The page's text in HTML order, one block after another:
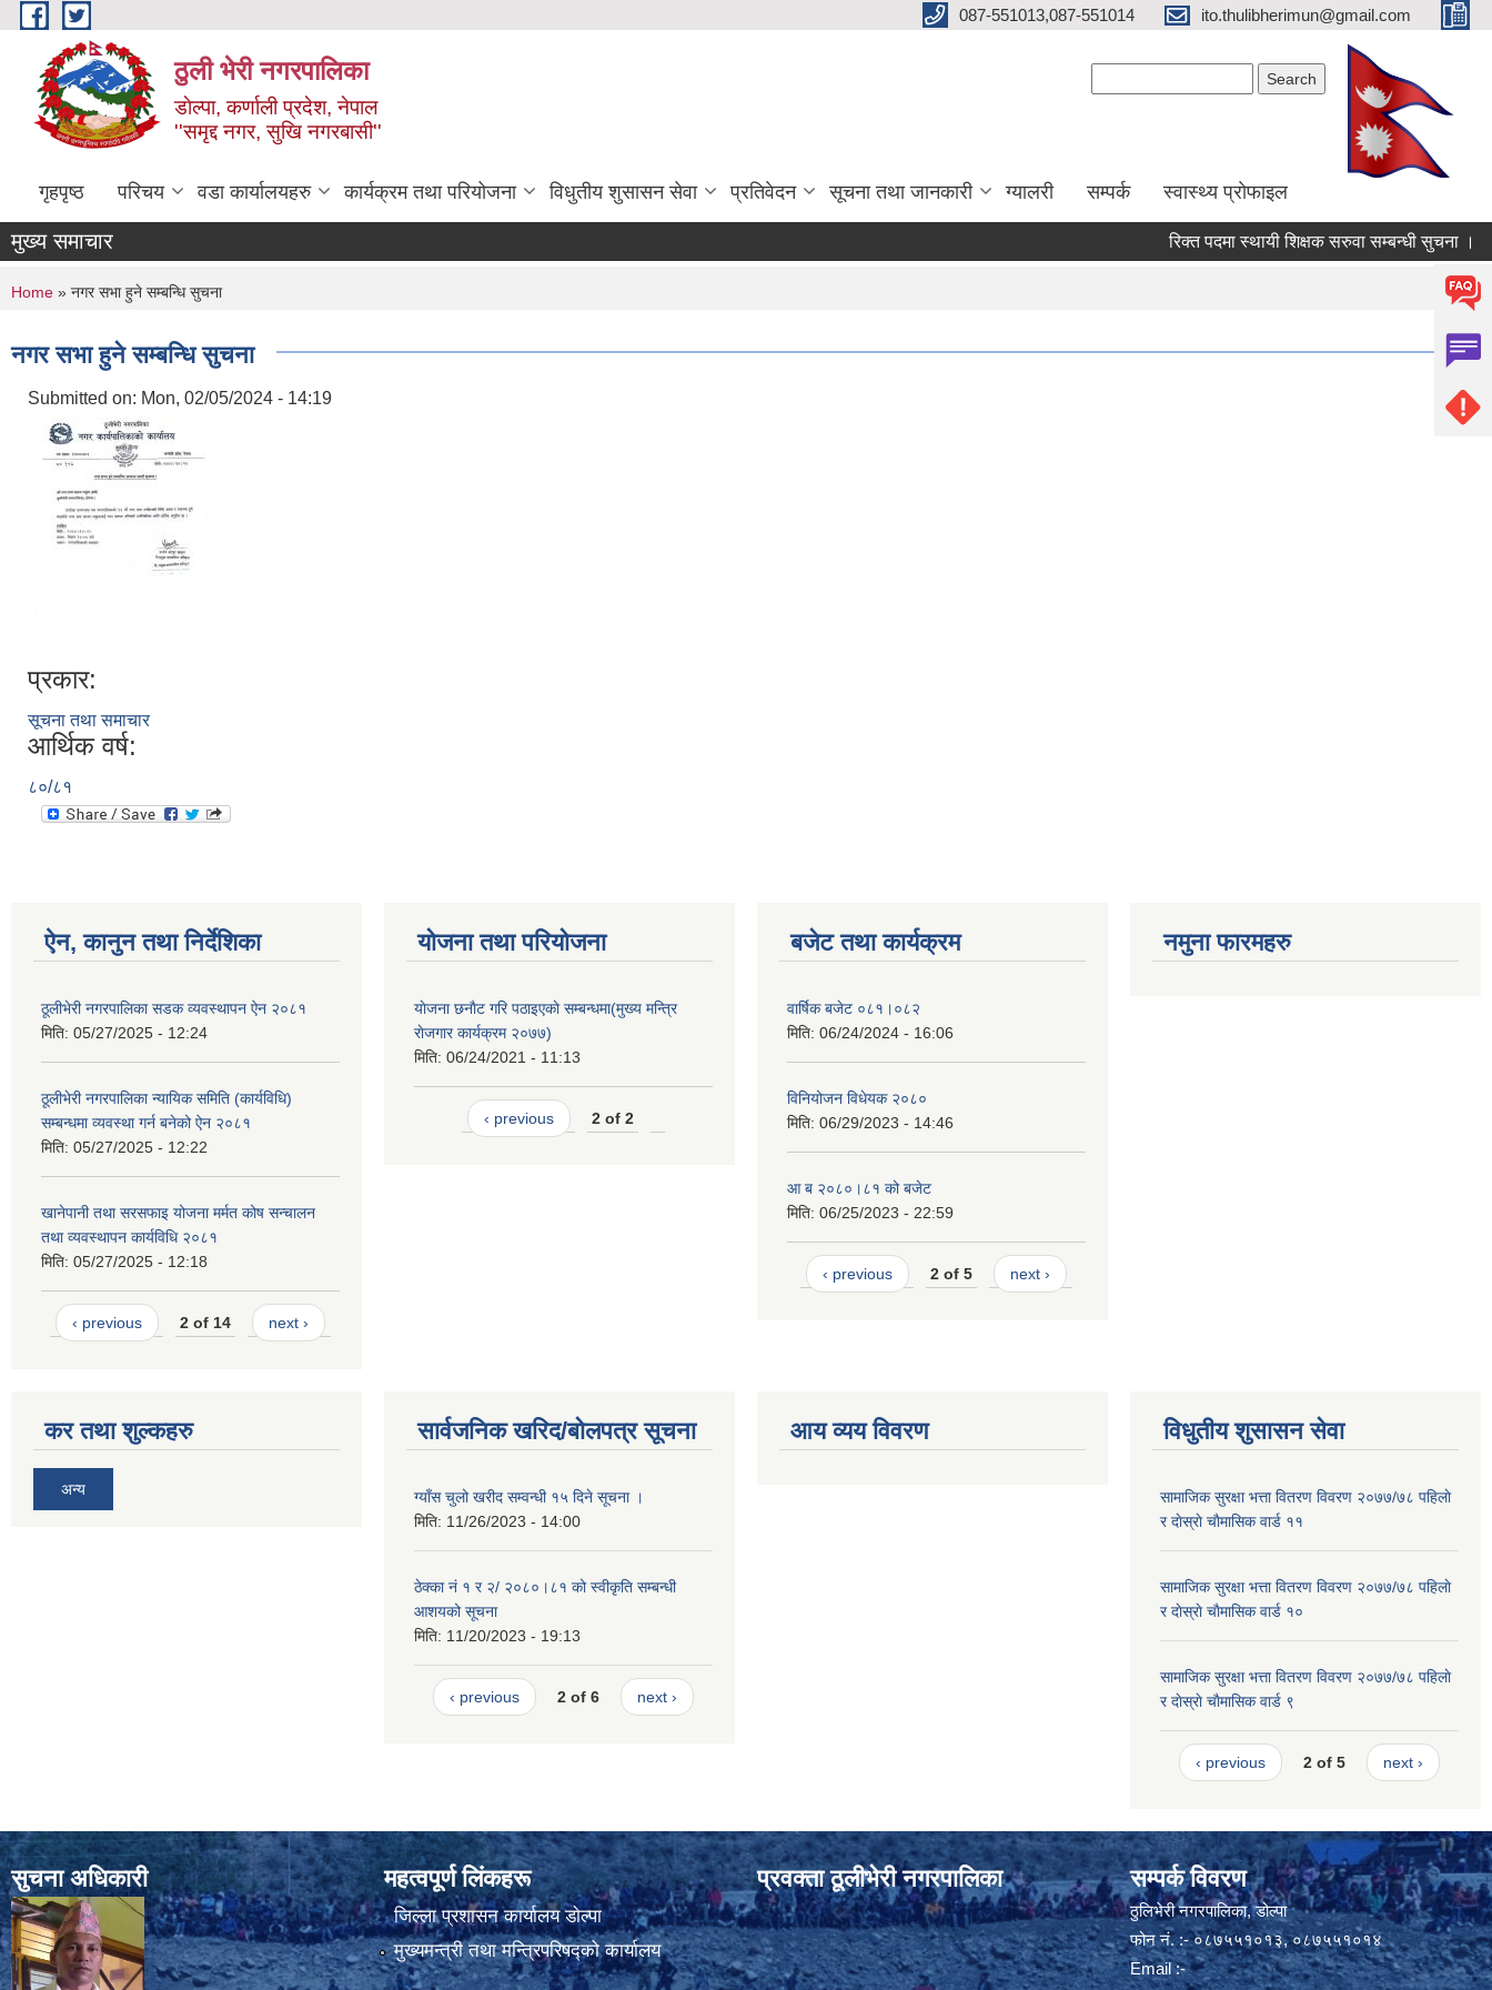
Skip to main content 087-551013,087-551014 ito.thulibherimun@gmail.com
ठुली भेरी नगरपालिका
डाेल्पा, कर्णाली प्रदेश, नेपाल
''समृद्द नगर, सुखि नगरबासी''
गृहपृष्ठ परिचय वडा कार्यालयहरु कार्यक्रम तथा परियोजना विधुतीय शुसासन सेवा प्रतिवेदन सूचना तथा जानकारी ग्यालरी सम्पर्क स्वास्थ्य प्राेफाइल
मुख्य समाचार रिक्त पदमा स्थायी शिक्षक सरुवा सम्बन्धी सुचना ।
You are here
Home » नगर सभा हुने सम्बन्धि सुचना
नगर सभा हुने सम्बन्धि सुचना
Submitted on: Mon, 02/05/2024 - 14:19
प्रकार:
सूचना तथा समाचार
आर्थिक वर्ष:
८०/८१
ऐन, कानुन तथा निर्देशिका
ठूलीभेरी नगरपालिका सडक व्यवस्थापन ऐन २०८१
मिति: 05/27/2025 - 12:24
ठूलीभेरी नगरपालिका न्यायिक समिति (कार्यविधि)
सम्बन्धमा व्यवस्था गर्न बनेको ऐन २०८१
मिति: 05/27/2025 - 12:22
खानेपानी तथा सरसफाइ योजना मर्मत कोष सन्चालन
तथा व्यवस्थापन कार्यविधि २०८१
मिति: 05/27/2025 - 12:18
‹ previous 2 of 14 next ›
योजना तथा परियोजना
याेजना छनाैट गरि पठाइएकाे सम्बन्धमा(मुख्य मन्त्रि
राेजगार कार्यक्रम २०७७)
मिति: 06/24/2021 - 11:13
‹ previous 2 of 2
बजेट तथा कार्यक्रम
वार्षिक बजेट ०८१।०८२
मिति: 06/24/2024 - 16:06
विनियोजन विधेयक २०८०
मिति: 06/29/2023 - 14:46
आ ब २०८०।८१ को बजेट
मिति: 06/25/2023 - 22:59
‹ previous 2 of 5 next ›
नमुना फारमहरु
कर तथा शुल्कहरु
अन्य
सार्वजनिक खरिद/बोलपत्र सूचना
ग्याँस चुलो खरीद सम्वन्धी १५ दिने सूचना ।
मिति: 11/26/2023 - 14:00
ठेक्का नं १ र २/ २०८०।८१ को स्वीकृति सम्बन्धी
आशयको सूचना
मिति: 11/20/2023 - 19:13
‹ previous 2 of 6 next ›
आय व्यय विवरण विधुतीय शुसासन सेवा
सामाजिक सुरक्षा भत्ता वितरण विवरण २०७७/७८ पहिलाे
र दाेस्राे चाैमासिक वार्ड ११
सामाजिक सुरक्षा भत्ता वितरण विवरण २०७७/७८ पहिलाे
र दाेस्राे चाैमासिक वार्ड १०
सामाजिक सुरक्षा भत्ता वितरण विवरण २०७७/७८ पहिलाे
र दाेस्राे चाैमासिक वार्ड ९
‹ previous 2 of 5 next ›
सुचना अधिकारी महत्वपूर्ण लिंकहरू
जिल्ला प्रशासन कार्यालय डाेल्पा
मुख्यमन्त्री तथा मन्त्रिपरिषद्को कार्यालय
प्रवक्ता ठूलीभेरी नगरपालिका सम्पर्क विवरण
ठुलिभेरी नगरपालिका, डोल्पा
फोन नं. :- ०८७५५१०१३, ०८७५५१०१४
Email :-